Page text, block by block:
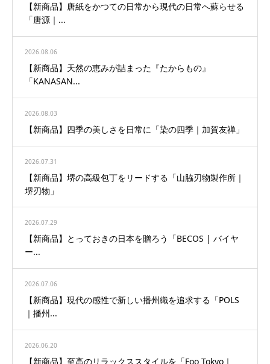
【新商品】唐紙をかつての日常から現代の日常へ蘇らせる
「唐源｜...
2026.08.06
【新商品】天然の恵みが詰まった『たからもの』
「KANASAN...
2026.08.03
【新商品】四季の美しさを日常に「染の四季｜加賀友禅」
2026.07.31
【新商品】堺の高級包丁をリードする「山脇刃物製作所｜
堺刃物」
2026.07.29
【新商品】とっておきの日本を贈ろう「BECOS | バイヤ
ー...
2026.07.06
【新商品】現代の感性で新しい播州織を追求する「POLS
｜播州...
2026.06.20
【新商品】至高のリラックススタイルを「Foo Tokyo｜